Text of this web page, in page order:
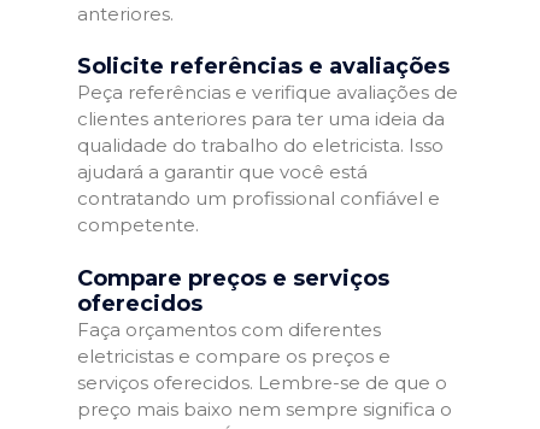
anteriores.
Solicite referências e avaliações
Peça referências e verifique avaliações de
clientes anteriores para ter uma ideia da
qualidade do trabalho do eletricista. Isso
ajudará a garantir que você está
contratando um profissional confiável e
competente.
Compare preços e serviços
oferecidos
Faça orçamentos com diferentes
eletricistas e compare os preços e
serviços oferecidos. Lembre-se de que o
preço mais baixo nem sempre significa o